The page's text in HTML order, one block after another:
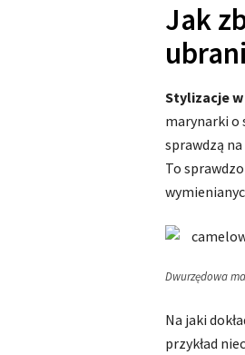
Jak
Stylizacje
marynarki o
sprawdzą na
To
Dwurzędowa
Na jaki
przykład